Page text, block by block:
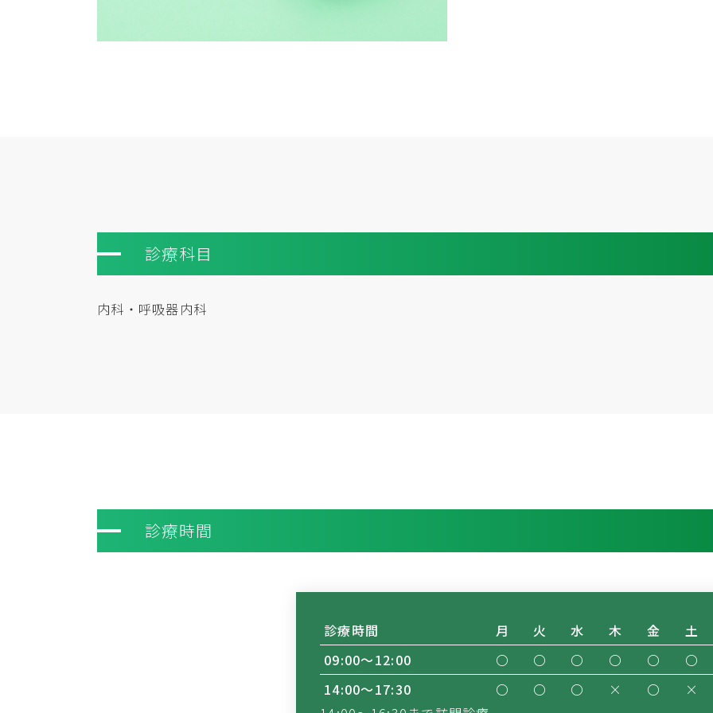
診療科目
内科・呼吸器内科
診療時間
診療時間 月 火 水 木 金 土
09:00～12:00
〇 〇 〇 〇 〇 〇
14:00〜17:30
〇 〇 〇 × 〇 ×